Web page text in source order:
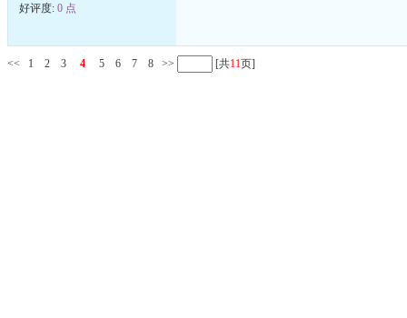
好评度: 0 点
<< 1 2 3 4 5 6 7 8 >> [共11页]